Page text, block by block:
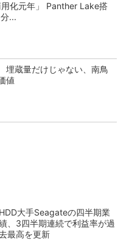
化元年」 Panther Lake搭
...
蔵量だけじゃない、南鳥
値
HDD大手Seagateの四半期業
、3四半期連続で利益率が過
最高を更新